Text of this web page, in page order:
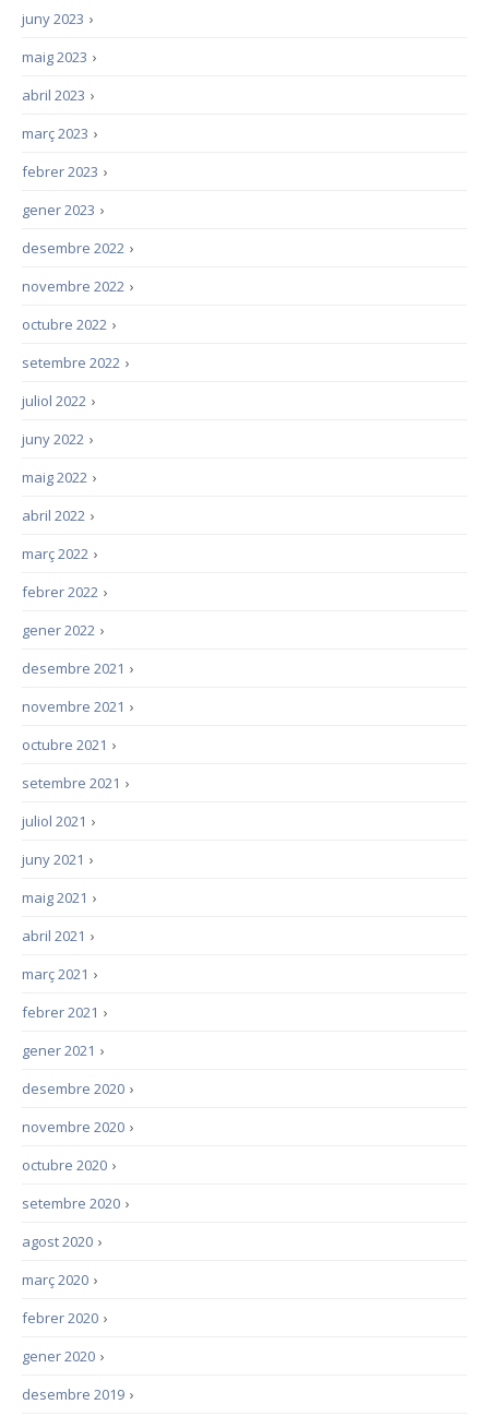
›
juny 2023
›
maig 2023
›
abril 2023
›
març 2023
›
febrer 2023
›
gener 2023
›
desembre 2022
›
novembre 2022
›
octubre 2022
›
setembre 2022
›
juliol 2022
›
juny 2022
›
maig 2022
›
abril 2022
›
març 2022
›
febrer 2022
›
gener 2022
›
desembre 2021
›
novembre 2021
›
octubre 2021
›
setembre 2021
›
juliol 2021
›
juny 2021
›
maig 2021
›
abril 2021
›
març 2021
›
febrer 2021
›
gener 2021
›
desembre 2020
›
novembre 2020
›
octubre 2020
›
setembre 2020
›
agost 2020
›
març 2020
›
febrer 2020
›
gener 2020
›
desembre 2019